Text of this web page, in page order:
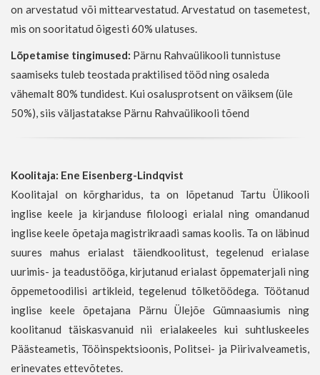
on arvestatud või mittearvestatud. Arvestatud on tasemetest,
mis on sooritatud õigesti 60% ulatuses.
Lõpetamise tingimused: Pärnu Rahvaülikooli tunnistuse
saamiseks tuleb teostada praktilised tööd ning osaleda
vähemalt 80% tundidest. Kui osalusprotsent on väiksem (üle
50%), siis väljastatakse Pärnu Rahvaülikooli tõend
Koolitaja: Ene Eisenberg-Lindqvist
Koolitajal on kõrgharidus, ta on lõpetanud Tartu Ülikooli
inglise keele ja kirjanduse filoloogi erialal ning omandanud
inglise keele õpetaja magistrikraadi samas koolis. Ta on läbinud
suures mahus erialast täiendkoolitust, tegelenud erialase
uurimis- ja teadustööga, kirjutanud erialast õppematerjali ning
õppemetoodilisi artikleid, tegelenud tõlketöödega. Töötanud
inglise keele õpetajana Pärnu Ülejõe Gümnaasiumis ning
koolitanud täiskasvanuid nii erialakeeles kui suhtluskeeles
Päästeametis, Tööinspektsioonis, Politsei- ja Piirivalveametis,
erinevates ettevõtetes.